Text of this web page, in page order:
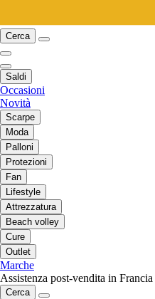
Cerca
Saldi
Occasioni
Novità
Scarpe
Moda
Palloni
Protezioni
Fan
Lifestyle
Attrezzatura
Beach volley
Cure
Outlet
Marche
Assistenza post-vendita in Francia
Cerca